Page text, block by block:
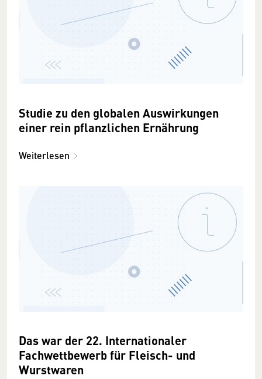
Studie zu den globalen Auswirkungen
einer rein pflanzlichen Ernährung
Weiterlesen
Das war der 22. Internationaler
Fachwettbewerb für Fleisch- und
Wurstwaren